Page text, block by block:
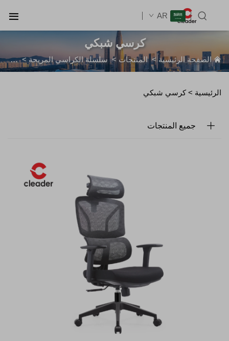
AR
كرسي شبكي
الصفحة الرئيسية >المنتجات > سلسلة الكراسي المريحة>
الرئيسية > كرسي شبكي
جميع المنتجات